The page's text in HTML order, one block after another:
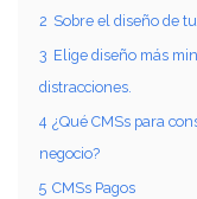
2 Sobre el diseño de
3 Elige diseño más
distracciones.
4 ¿Qué CMSs para
negocio?
5 CMSs Pagos